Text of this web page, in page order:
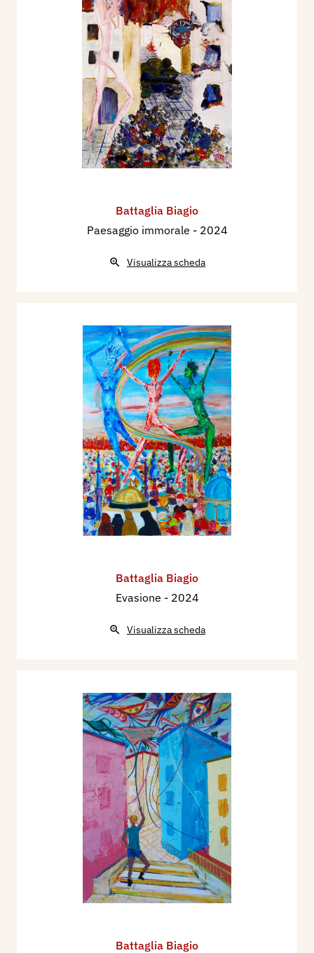
Battaglia Biagio
Paesaggio immorale - 2024
Visualizza scheda
Battaglia Biagio
Evasione - 2024
Visualizza scheda
Battaglia Biagio